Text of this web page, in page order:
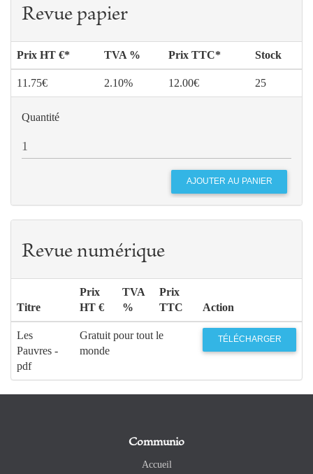
Revue papier
Prix HT €* TVA % Prix TTC* Stock
11.75€ 2.10% 12.00€ 25
Quantité
Revue numérique
Titre
Prix
HT €
TVA
%
Prix
TTC
Action
Les
Pauvres -
pdf
Gratuit pour tout le
monde
TÉLÉCHARGER
Communio
Accueil